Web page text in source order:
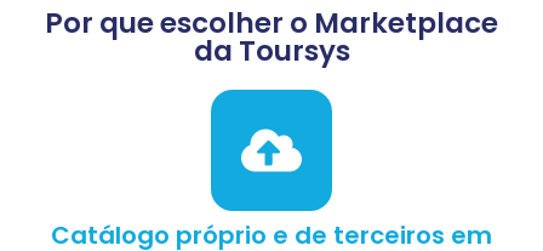
Por que escolher o Marketplace
da Toursys
Catálogo próprio e de terceiros em